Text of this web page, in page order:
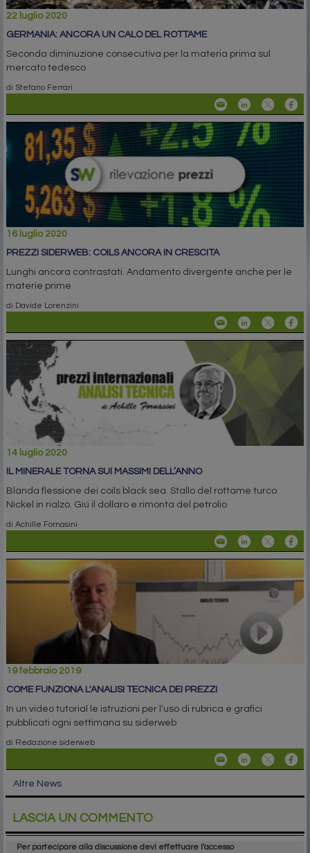
22 luglio 2020
GERMANIA: ANCORA UN CALO DEL ROTTAME
Seconda diminuzione consecutiva per la materia prima sul
mercato tedesco
di Stefano Ferrari
16 luglio 2020
PREZZI SIDERWEB: COILS ANCORA IN CRESCITA
Lunghi ancora contrastati. Andamento divergente anche per le
materie prime
di Davide Lorenzini
14 luglio 2020
IL MINERALE TORNA SUI MASSIMI DELL’ANNO
Blanda flessione dei coils black sea. Stallo del rottame turco.
Nickel in rialzo. Giù il dollaro e rimonta del petrolio
di Achille Fornasini
19 febbraio 2019
COME FUNZIONA L'ANALISI TECNICA DEI PREZZI
In un video tutorial le istruzioni per l'uso di rubrica e grafici
pubblicati ogni settimana su siderweb
di Redazione siderweb
Altre News
LASCIA UN COMMENTO
Per partecipare alla discussione devi effettuare l'accesso